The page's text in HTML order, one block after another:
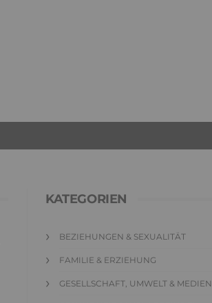
KATEGORIEN
BEZIEHUNGEN & SEXUALITÄT
FAMILIE & ERZIEHUNG
GESELLSCHAFT, UMWELT & MEDIEN